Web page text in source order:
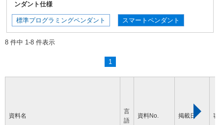
ンダント仕様
標準プログラミングペンダント スマートペンダント
8 件中 1-8 件表示
1
資料名
言
語
資料No. 掲載日